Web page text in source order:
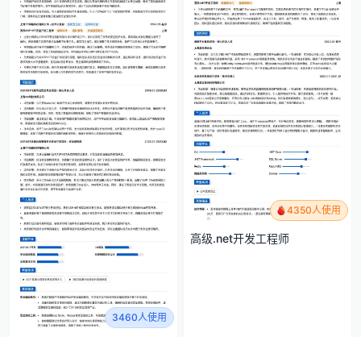
3460人使用
4350人使用
高级.net开发工程师